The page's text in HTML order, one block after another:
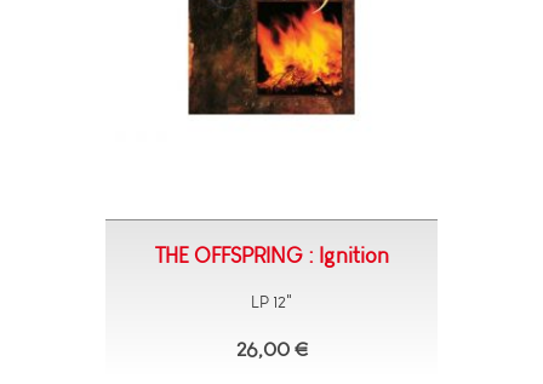
THE OFFSPRING : Ignition
LP 12"
26,00 €